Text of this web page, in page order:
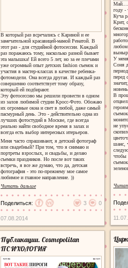
В который раз всречались с Кариной и ее
замечательной красавицей-мамой Ренатой. В
этот раз - для студийной фотосессии. Каждый
раз поражаюсь тому, насколько разной бывает
эта малышка! Ей всего 5 лет, но за ее плечами
уже огромный опыт детских fashion съемок и
участия в мастер-классах в качестве ребенка-
фотомодели. Она всегда другая. И каждый раз
совершенно соответствует тому образу,
который ей подбирают.
Эту фотосессию мы решили провести в одном
из залов любимой студии Кросс-Фото. Обожаю
их огромные окна и свет в любой, даже самый
пасмурный день. Это - действительно одна из
лучших фотостудий в Москве, где всегда
реально найти свободное время в залах и
всегда есть выбор интересных итерьеров.
Меня часто спрашивают, я детский фотограф
или свадебный? При том, что я снимаю и
портреты взрослых, и свадьбы, и делаю
съемки праздников. Но после вот таких
встречь, я все же думаю, что да, детская
фотография - это по-прежнему мое самое
любимое и главное направление. ))
Читать дальше
Поделиться: 3 0
07.08.2014
Публикации. Cosmopolitan
ПСИХОЛОГИЯ
году -
Куча
Крит,
любом
У
Соня
перед
В
не
шанс,
чтобы